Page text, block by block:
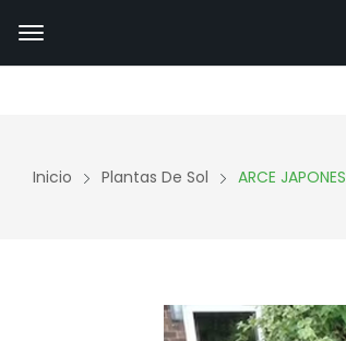
Inicio Plantas De Sol ARCE JAPONES